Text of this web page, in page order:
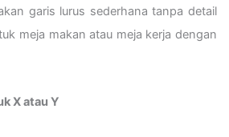
garis lurus sederhana tanpa detail
meja makan atau meja kerja dengan
X atau Y